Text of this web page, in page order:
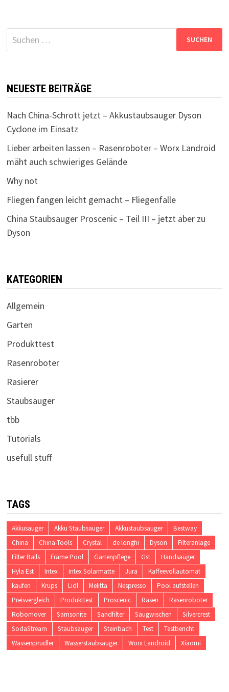
Suchen
nach:
NEUESTE BEITRÄGE
Nach China-Schrott jetzt – Akkustaubsauger Dyson
Cyclone im Einsatz
Lieber arbeiten lassen – Rasenroboter – Worx Landroid
mäht auch schwieriges Gelände
Why not
Fliegen fangen leicht gemacht – Fliegenfalle
China Staubsauger Proscenic – Teil III – jetzt aber zu
Dyson
KATEGORIEN
Allgemein
Garten
Produkttest
Rasenroboter
Rasierer
Staubsauger
tbb
Tutorials
usefull stuff
TAGS
Akkusauger Akku Staubsauger Akkustaubsauger
Bestway
China
China-Tools Crystal de longhi Dyson
Filteranlage
Filter Balls
Frame Pool Gartenpflege Gst
Handsauger
Hyla Est
Intex Intex Solarmatte Jura
Kaffeevollautomat
kaufen
Krups Lidl Melitta Nespresso
Pool aufstellen
Preisvergleich
Produkttest Proscenic Rasen
Rasenroboter
Robomover
Samsonite Sandfilter Saugwischen
Silvercrest
SodaStream
Staubsauger Steinbach Test
Testbericht
Wassersprudler
Wasserstaubsauger Worx Landroid Xiaomi